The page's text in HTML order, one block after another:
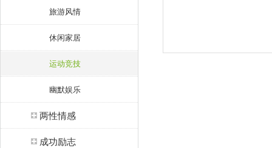
旅游风情
休闲家居
运动竞技
幽默娱乐
两性情感
成功励志